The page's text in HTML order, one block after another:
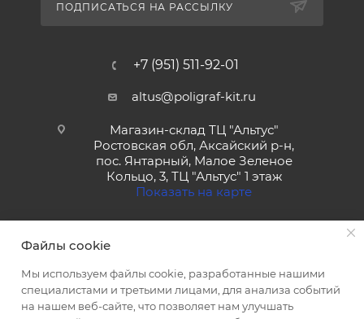
ПОДПИСАТЬСЯ НА РАССЫЛКУ
+7 (951) 511-92-01
altus@poligraf-kit.ru
Магазин-склад ТЦ "Альтус"
Ростовская обл, Аксайский р-н,
пос. Янтарный, Малое Зеленое
Кольцо, 3, ТЦ "Альтус" 1 этаж
Показать на карте
Файлы cookie
Мы используем файлы cookie, разработанные нашими
специалистами и третьими лицами, для анализа событий
на нашем веб-сайте, что позволяет нам улучшать